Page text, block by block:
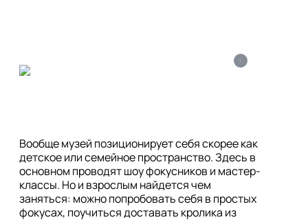
i
Вообще музей позиционирует себя скорее как
детское или семейное пространство. Здесь в
основном проводят шоу фокусников и мастер-
классы. Но и взрослым найдется чем
заняться: можно попробовать себя в простых
фокусах, поучиться доставать кролика из